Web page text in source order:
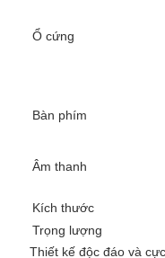
Ổ cứng
Bàn phím
Âm thanh
Kích thước
Trọng lượng
Thiết kế độc đáo và